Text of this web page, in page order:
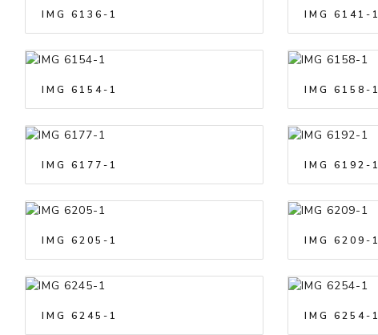
IMG 6136-1 IMG 6141-1
IMG 6154-1 IMG 6158-1
IMG 6177-1 IMG 6192-1
IMG 6205-1 IMG 6209-1
IMG 6245-1 IMG 6254-1